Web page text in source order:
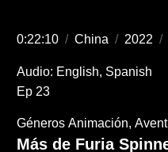
0:22:10 / China / 2022 /
Audio: English, Spanish
Ep 23
Géneros Animación
Más de Furia